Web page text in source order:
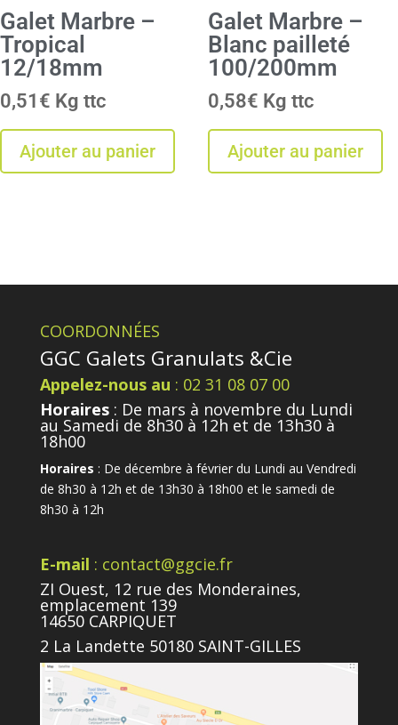
Galet Marbre –
Tropical
12/18mm
0,51€ Kg
Ajouter au panier
Galet Marbre –
Blanc pailleté
100/200mm
0,58€ Kg
Ajouter au panier
COORDONNÉES
GGC Galets Granulats &Cie
Appelez-nous au : 02 31 08 07 00
Horaires: De mars à novembre du Lundi
au Samedi de 8h30 à 12h et de 13h30 à
18h00
Horaires : De décembre à février du Lundi au Vendredi
de 8h30 à 12h et de 13h30 à 18h00 et le samedi de
8h30 à 12h
E-mail : contact@ggcie.fr
ZI Ouest, 12 rue des Monderaines,
emplacement 139
14650 CARPIQUET
2 La Landette 50180 SAINT-GILLES